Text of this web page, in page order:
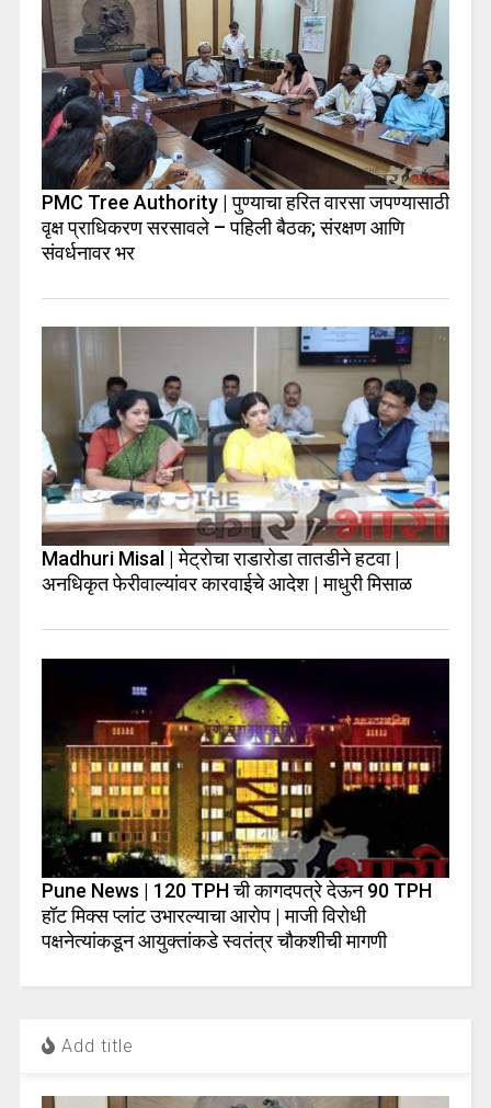
PMC Tree Authority | पुण्याचा हरित वारसा जपण्यासाठी
वृक्ष प्राधिकरण सरसावले – पहिली बैठक; संरक्षण आणि
संवर्धनावर भर
Madhuri Misal | मेट्रोचा राडारोडा तातडीने हटवा |
अनधिकृत फेरीवाल्यांवर कारवाईचे आदेश | माधुरी मिसाळ
Pune News | 120 TPH ची कागदपत्रे देऊन 90 TPH
हॉट मिक्स प्लांट उभारल्याचा आरोप | माजी विरोधी
पक्षनेत्यांकडून आयुक्तांकडे स्वतंत्र चौकशीची मागणी
Add title